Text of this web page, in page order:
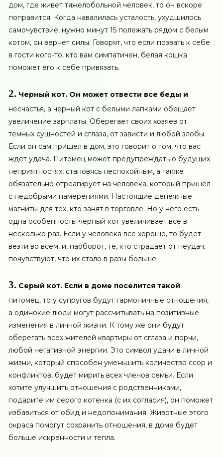
дом, где живет тяжелобольной человек, то он вскоре
поправится. Когда навалилась усталость, ухудшилось
самочувствие, нужно минут 15 полежать рядом с белым
котом, он вернет силы. Говорят, что если позвать к себе
в гости кого-то, кто вам симпатичен, белая кошка
поможет его к себе привязать.
2. Черный кот. Он может отвести все беды и
несчастья, а черный кот с белыми лапками обещает
увеличение зарплаты. Оберегает своих хозяев от
темных сущностей и сглаза, от зависти и любой злобы.
Если он сам пришел в дом, это говорит о том, что вас
ждет удача. Питомец может предупреждать о будущих
неприятностях, становясь неспокойным, а также
обязательно отреагирует на человека, который пришел
с недобрыми намерениями. Настоящие денежные
магниты для тех, кто занят в торговле. Но у него есть
одна особенность: черный кот увеличивает все в
несколько раз. Если у человека все хорошо, то будет
везти во всем, и, наоборот, те, кто страдает от неудач,
почувствуют, что их стало в разы больше.
3. Серый кот. Если в доме поселится такой
питомец, то у супругов будут гармоничные отношения,
а одинокие люди могут рассчитывать на позитивные
изменения в личной жизни. К тому же они будут
оберегать всех жителей квартиры от сглаза и порчи,
любой негативной энергии. Это символ удачи в личной
жизни, который способен уменьшить количество ссор и
конфликтов, будет мирить всех членов семьи. Если
хотите улучшить отношения с родственниками,
подарите им серого котенка (с их согласия), он поможет
избавиться от обид и недопонимания. Животные этого
окраса помогут сохранить отношения, в доме будет
больше искренности и тепла.